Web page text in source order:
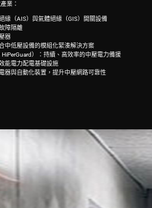
業：
緣（AIS）與氣體絕緣（GIS）開關設備
障隔離
器
中低壓設備的模組化緊湊解決方案
HiPerGuard）：持續、高效率的中壓電力備援
能電力配電基礎設施
器與自動化裝置，提升中壓網路可靠性